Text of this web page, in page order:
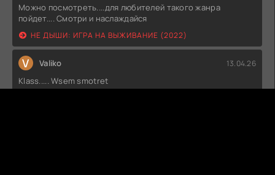
Можно посмотреть....для любителей такого жанра
пойдет.... Смотри и наслаждайся
НЕ ДЫШИ: ИГРА НА ВЫЖИВАНИЕ (2022)
V Valiko 13.04.26
Klass..... Wsem smotret